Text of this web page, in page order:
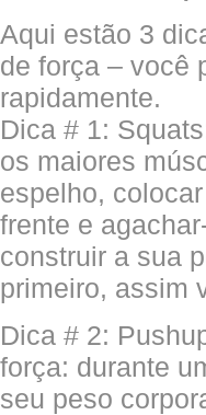
Aqui estão 3
de força – você
rapidamente.
Dica # 1:
os maiores
espelho,
frente e
construir a sua
primeiro, assim
Dica # 2:
força: durante
seu peso